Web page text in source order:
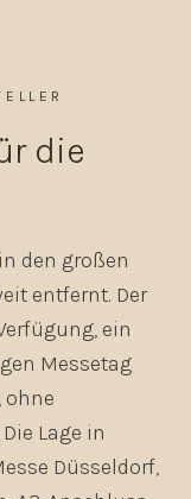
die
den großen
entfernt. Der
ein
Messetag
ohne
Lage in
Düsseldorf,